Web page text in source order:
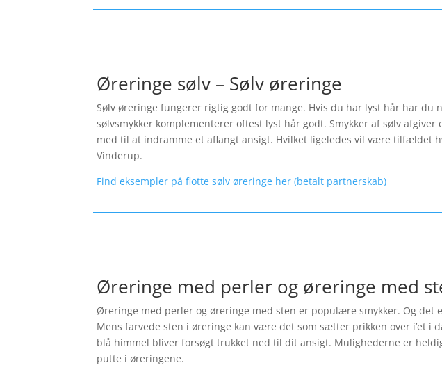
Øreringe sølv – Sølv øreringe
Sølv øreringe fungerer rigtig godt for mange. Hvis du har lyst hår har
sølvsmykker komplementerer oftest lyst hår godt. Smykker af sølv
med til at indramme et aflangt ansigt. Hvilket ligeledes vil være tilfældet
Vinderup.
Find eksempler på flotte sølv øreringe her (betalt partnerskab)
Øreringe med perler og øreringe med
Øreringe med perler og øreringe med sten er populære smykker. Og det
Mens farvede sten i øreringe kan være det som sætter prikken over i’et
blå himmel bliver forsøgt trukket ned til dit ansigt. Mulighederne er
putte i øreringene.